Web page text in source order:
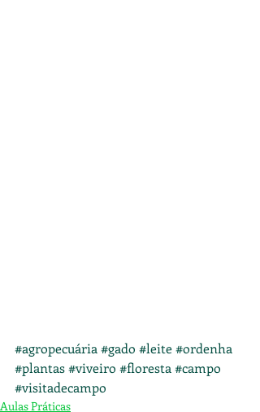
#agropecuária#gado #leite#ordenha
#plantas#viveiro #floresta#campo
#visitadecampo
Aulas Práticas